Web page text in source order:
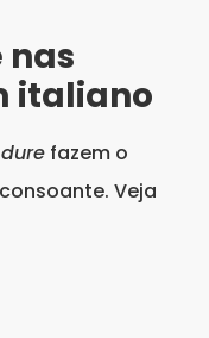
nas
italiano
fazem o
Veja